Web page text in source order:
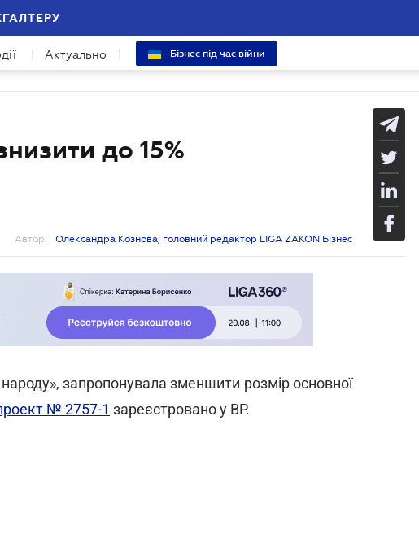
Актуально Бізнес під час війни
до 15%
Автор: Олександра Кознова, головний редактор LIGA ZAKON Бізнес
запропонувала зменшити розмір основної
№ 2757-1 зареєстровано у ВР.